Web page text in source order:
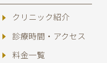
クリニック紹介
診療時間・アクセス
料金一覧